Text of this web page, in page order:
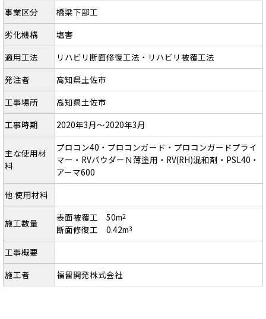
事業区分
橋梁下部工
劣化機構
塩害
適用工法
リハビリ断面修復工法・リハビリ被覆工法
発注者
高知県土佐市
工事場所
高知県土佐市
工事時期
2020年3月～2020年3月
主な使用材
料
プロコン40・プロコンガード・プロコンガードプライ
マー・RVパウダーＮ薄塗用・RV(RH)混和剤・PSL40・
アーマ600
他 使用材料
施工数量 表面被覆工 50m2
断面修復工 0.42m3
工事概要
施工者
福留開発株式会社